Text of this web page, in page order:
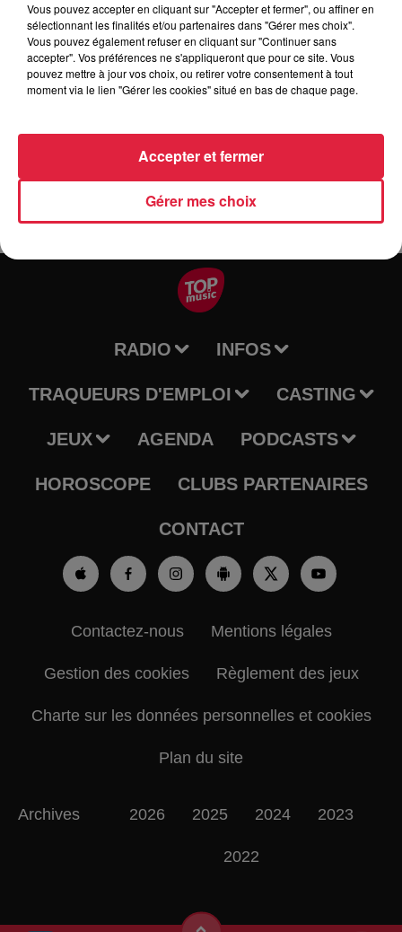
L'upload de fichier est limité à 2Mo pour les images et PDF et 5Mo pour
les audios.
Soumettre le formulaire
RADIO INFOS
TRAQUEURS D'EMPLOI CASTING
JEUX AGENDA PODCASTS
HOROSCOPE CLUBS PARTENAIRES
CONTACT
Contactez-nous Mentions légales
Gestion des cookies Règlement des jeux
Charte sur les données personnelles et cookies
Plan du site
Archives 2026 2025 2024 2023
2022
Vous pouvez accepter en cliquant sur "Accepter et fermer", ou affiner en
sélectionnant les finalités et/ou partenaires dans "Gérer mes choix".
Vous pouvez également refuser en cliquant sur "Continuer sans
accepter". Vos préférences ne s'appliqueront que pour ce site. Vous
pouvez mettre à jour vos choix, ou retirer votre consentement à tout
moment via le lien "Gérer les cookies" situé en bas de chaque page.
Gérer mes choix
Accepter et fermer